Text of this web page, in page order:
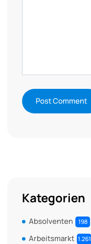
Kategorien
Absolventen 198
Arbeitsmarkt 1.261